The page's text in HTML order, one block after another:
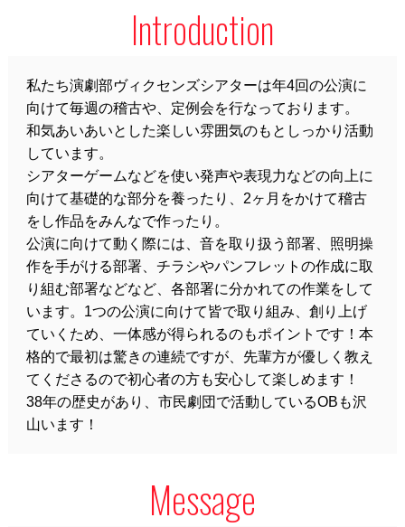
Introduction
私たち演劇部ヴィクセンズシアターは年4回の公演に
向けて毎週の稽古や、定例会を行なっております。
和気あいあいとした楽しい雰囲気のもとしっかり活動
しています。
シアターゲームなどを使い発声や表現力などの向上に
向けて基礎的な部分を養ったり、2ヶ月をかけて稽古
をし作品をみんなで作ったり。
公演に向けて動く際には、音を取り扱う部署、照明操
作を手がける部署、チラシやパンフレットの作成に取
り組む部署などなど、各部署に分かれての作業をして
います。1つの公演に向けて皆で取り組み、創り上げ
ていくため、一体感が得られるのもポイントです！本
格的で最初は驚きの連続ですが、先輩方が優しく教え
てくださるので初心者の方も安心して楽しめます！
38年の歴史があり、市民劇団で活動しているOBも沢
山います！
Message